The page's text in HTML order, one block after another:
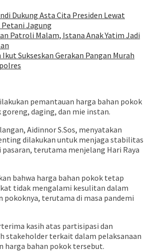
Dukung Asta Cita Presiden Lewat
Jagung
Patroli Malam, Istana Anak Yatim Jadi
Sukseskan Gerakan Pangan Murah
pemantauan harga bahan pokok
daging, dan mie instan.
Aidinnor S.Sos, menyatakan
dilakukan untuk menjaga stabilitas
pasaran, terutama menjelang Hari Raya
bahwa harga bahan pokok tetap
tidak mengalami kesulitan dalam
pokoknya, terutama di masa pandemi
kasih atas partisipasi dan
stakeholder terkait dalam pelaksanaan
harga bahan pokok tersebut.